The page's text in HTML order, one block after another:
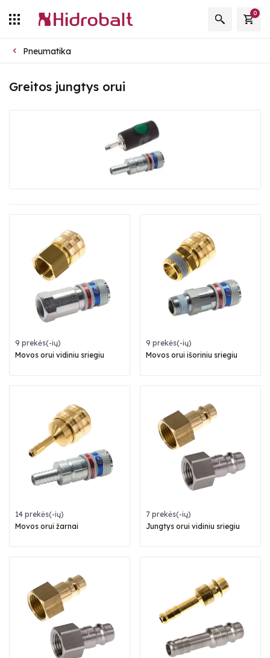
0
Pneumatika
Greitos jungtys orui
9 prekės(-ių)
Movos orui vidiniu sriegiu
9 prekės(-ių)
Movos orui išoriniu sriegiu
14 prekės(-ių)
Movos orui žarnai
7 prekės(-ių)
Jungtys orui vidiniu sriegiu